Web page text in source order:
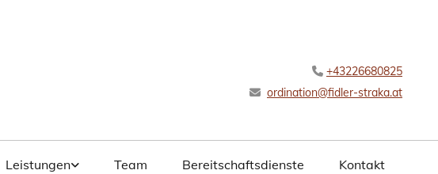
 +43226680825
 ordination@fidler-straka.at
Leistungen Team Bereitschaftsdienste Kontakt